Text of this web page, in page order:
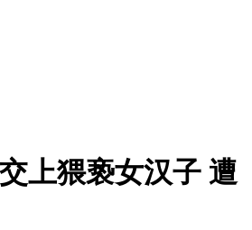
上猥亵女汉子 遭